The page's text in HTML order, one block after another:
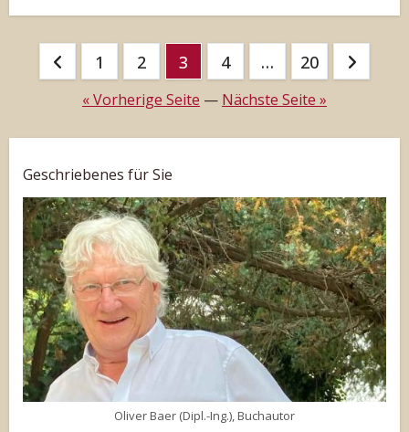
Beitragsnavigation
1 2 3 4 … 20
« Vorherige Seite — Nächste Seite »
Geschriebenes für Sie
Oliver Baer (Dipl.-Ing.), Buchautor